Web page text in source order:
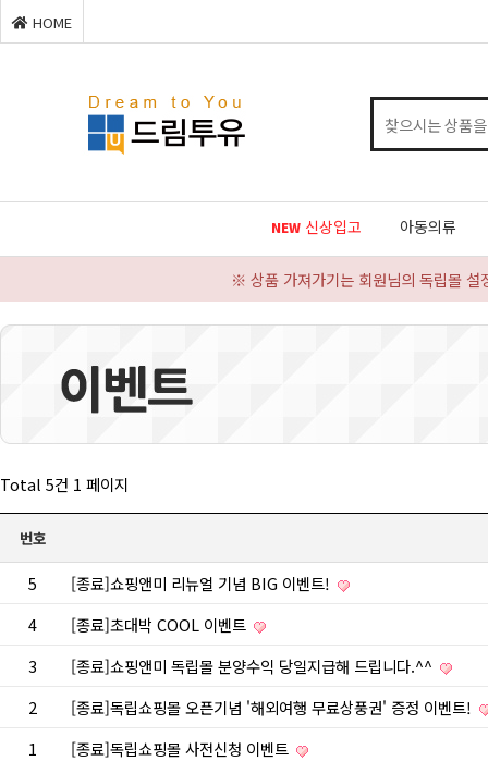
HOME
NEW신상입고 아동의류
※ 상품 가져가기는 회원님의 독립몰
Total 5건 1 페이지
번호
5
[종료]쇼핑앤미 리뉴얼 기념 BIG 이벤트!
4
[종료]초대박 COOL 이벤트
3
[종료]쇼핑앤미 독립몰 분양수익 당일지급해 드립니다.^^
2
[종료]독립쇼핑몰 오픈기념 '해외여행 무료상풍권' 증정 이벤트!
1
[종료]독립쇼핑몰 사전신청 이벤트